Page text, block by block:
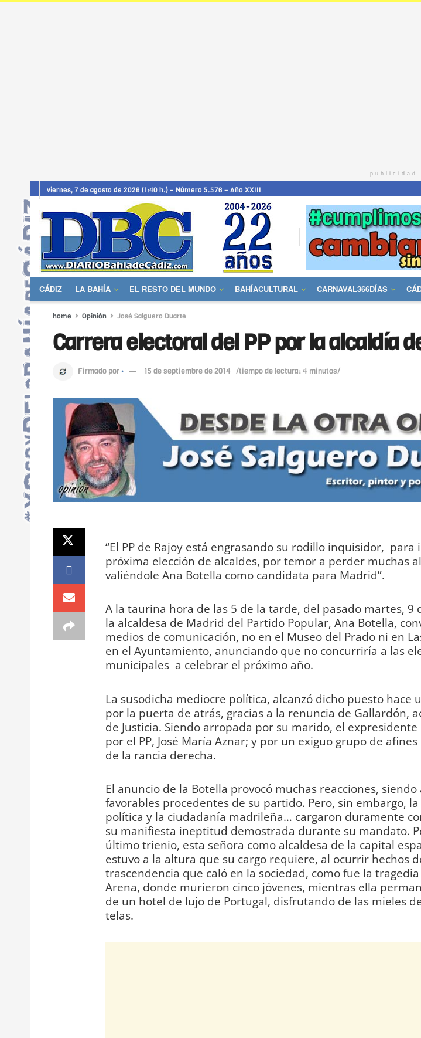
publicidad
viernes, 7 de agosto de 2026 (1:40 h.) – Número 5.576 – Año XXIII
CÁDIZ LA BAHÍA EL RESTO DEL MUNDO BAHÍACULTURAL CARNAVAL366DÍAS
home Opinión José Salguero Duarte
Carrera electoral del PP por la alcaldía
Firmado por · 15 de septiembre de 2014 /tiempo de lectura: 4 minutos/
“El PP de Rajoy está engrasando su rodillo inquisidor, para
próxima elección de alcaldes, por temor a perder muchas
valiéndole Ana Botella como candidata para Madrid”.
A la taurina hora de las 5 de la tarde, del pasado martes, 9
la alcaldesa de Madrid del Partido Popular, Ana Botella,
medios de comunicación, no en el Museo del Prado ni en
en el Ayuntamiento, anunciando que no concurriría a las
municipales a celebrar el próximo año.
La susodicha mediocre política, alcanzó dicho puesto hace
por la puerta de atrás, gracias a la renuncia de Gallardón,
de Justicia. Siendo arropada por su marido, el
por el PP, José María Aznar; y por un exiguo grupo de
de la rancia derecha.
El anuncio de la Botella provocó muchas reacciones, siendo
favorables procedentes de su partido. Pero, sin embargo,
política y la ciudadanía madrileña… cargaron duramente
su manifiesta ineptitud demostrada durante su mandato.
último trienio, esta señora como alcaldesa de la capital
estuvo a la altura que su cargo requiere, al ocurrir hechos
trascendencia que caló en la sociedad, como fue la
Arena, donde murieron cinco jóvenes, mientras ella
de un hotel de lujo de Portugal, disfrutando de las mieles
telas.